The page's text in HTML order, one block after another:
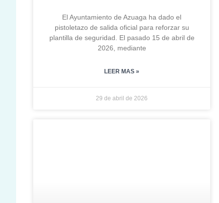
El Ayuntamiento de Azuaga ha dado el
pistoletazo de salida oficial para reforzar su
plantilla de seguridad. El pasado 15 de abril de
2026, mediante
LEER MAS »
29 de abril de 2026